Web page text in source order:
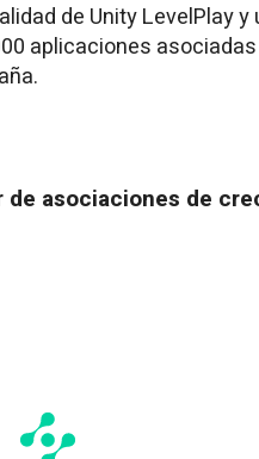
de Unity LevelPlay
aplicaciones asociadas
asociaciones de